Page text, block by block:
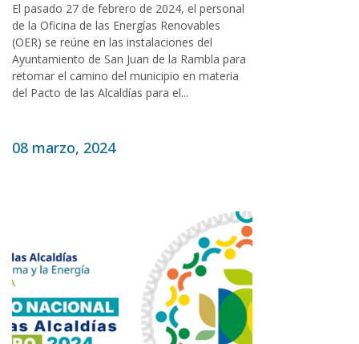
El pasado 27 de febrero de 2024, el personal
de la Oficina de las Energías Renovables
(OER) se reúne en las instalaciones del
Ayuntamiento de San Juan de la Rambla para
retomar el camino del municipio en materia
del Pacto de las Alcaldías para el...
08 marzo, 2024